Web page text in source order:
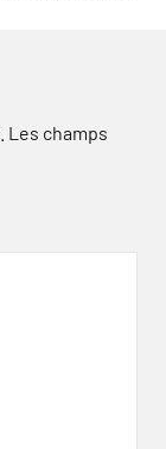
Les champs